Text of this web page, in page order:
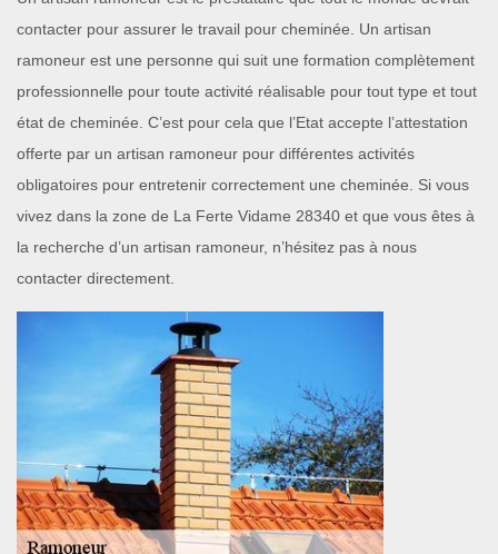
contacter pour assurer le travail pour cheminée. Un artisan
ramoneur est une personne qui suit une formation complètement
professionnelle pour toute activité réalisable pour tout type et tout
état de cheminée. C’est pour cela que l’Etat accepte l’attestation
offerte par un artisan ramoneur pour différentes activités
obligatoires pour entretenir correctement une cheminée. Si vous
vivez dans la zone de La Ferte Vidame 28340 et que vous êtes à
la recherche d’un artisan ramoneur, n’hésitez pas à nous
contacter directement.